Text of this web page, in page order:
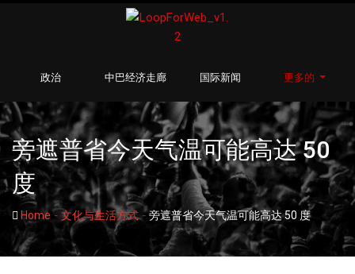
政治 中巴经济走廊 国际新闻 更多的
旁遮普省今天气温可能高达 50
度
Home- 文化与生活方式-旁遮普省今天气温可能高达 50 度